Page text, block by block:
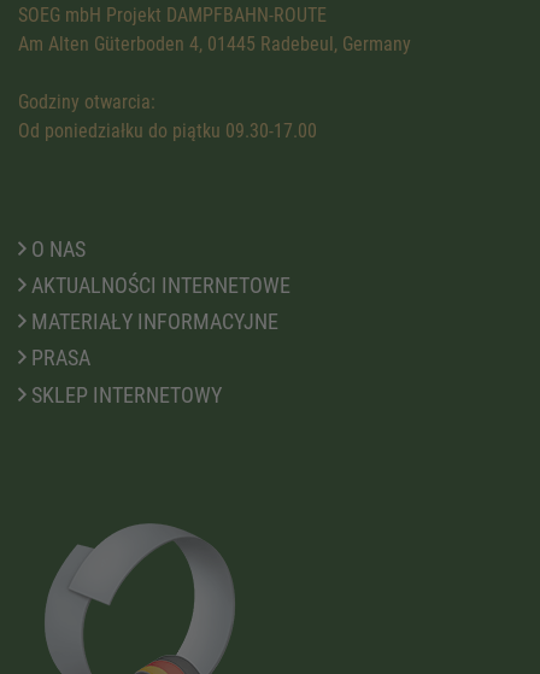
SOEG mbH Projekt DAMPFBAHN-ROUTE
Am Alten Güterboden 4, 01445 Radebeul, Germany
Godziny otwarcia:
Od poniedziałku do piątku 09.30-17.00
O NAS
AKTUALNOŚCI INTERNETOWE
MATERIAŁY INFORMACYJNE
PRASA
SKLEP INTERNETOWY